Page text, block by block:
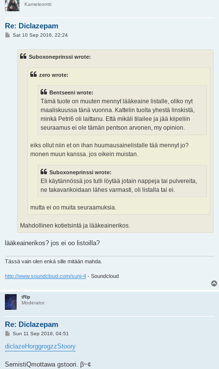
Kameleontti
Re: Diclazepam
PSat 10 Sep 2016, 22:24
Suboxoneprinssi wrote:
zero wrote:
Bentseeni wrote:
Tämä tuote on muuten mennyt lääkeaine listalle, oliko nyt
maaliskuussa tänä vuonna. Kattelin tuolta yhestä linskistä,
minkä Petri6 oli laittanu. Että mikäli tilailee ja jää kiipeliin
seuraamus ei ole tämän pentson arvonen, my opinion.
eiks ollut niin et on ihan huumausainelistalle tää mennyt jo?
monen muun kanssa. jos oikein muistan.
Suboxoneprinssi wrote:
Eli käytännössä jos tulli löytää jotain nappeja tai pulvereita,
ne takavarikoidaan lähes varmasti, oli listalla tai ei.
mutta ei oo muita seuraamuksia.
Mahdollinen kotietsintä ja lääkeainerikos.
lääkeainerikos? jos ei oo listoilla?
Tässä vain olen enkä sille mitään mahda.
http://www.soundcloud.com/suni-4 - Soundcloud
tRip
Moderator
Re: Diclazepam
P
s
t
Sun 11 Sep 2016, 04:51
diclazeHorggrogzzStoory
SemistiQmottawa gstoori. β~¢